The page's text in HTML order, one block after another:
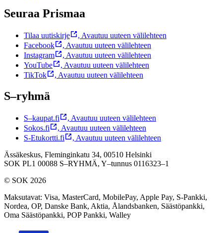
Seuraa Prismaa
Tilaa uutiskirje , Avautuu uuteen välilehteen
Facebook
, Avautuu uuteen välilehteen
Instagram
, Avautuu uuteen välilehteen
YouTube
, Avautuu uuteen välilehteen
TikTok
, Avautuu uuteen välilehteen
S–ryhmä
S–kaupat.fi , Avautuu uuteen välilehteen
Sokos.fi
, Avautuu uuteen välilehteen
S-Etukortti.fi
, Avautuu uuteen välilehteen
Ässäkeskus, Fleminginkatu 34, 00510 Helsinki
SOK PL1 00088 S–RYHMÄ, Y–tunnus 0116323–1
© SOK 2026
Maksutavat: Visa, MasterCard, MobilePay, Apple Pay, S-Pankki,
Nordea, OP, Danske Bank, Aktia, Ålandsbanken, Säästöpankki,
Oma Säästöpankki, POP Pankki, Walley